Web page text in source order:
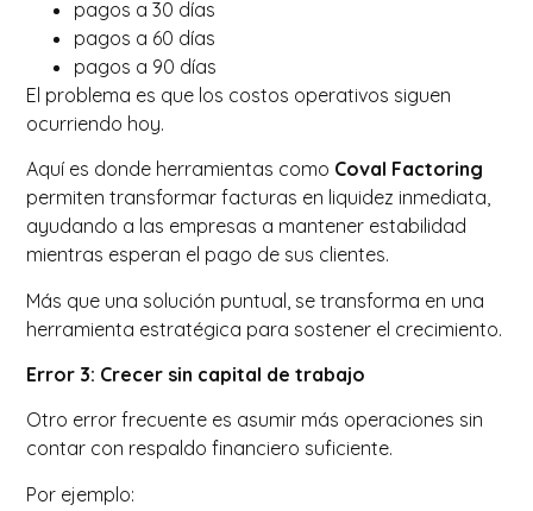
pagos a 30 días
pagos a 60 días
pagos a 90 días
El problema es que los costos operativos siguen
ocurriendo hoy.
Aquí es donde herramientas como Coval Factoring
permiten transformar facturas en liquidez inmediata,
ayudando a las empresas a mantener estabilidad
mientras esperan el pago de sus clientes.
Más que una solución puntual, se transforma en una
herramienta estratégica para sostener el crecimiento.
Error 3: Crecer sin capital de trabajo
Otro error frecuente es asumir más operaciones sin
contar con respaldo financiero suficiente.
Por ejemplo: